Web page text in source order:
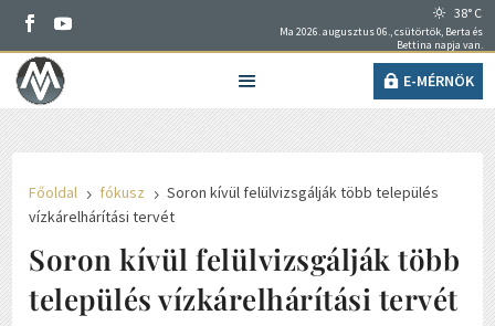
38° C
Ma 2026. augusztus 06., csütörtök, Berta és
Bettina napja van.
E-MÉRNÖK
Főoldal 5 fókusz 5 Soron kívül felülvizsgálják több település
vízkárelhárítási tervét
Soron kívül felülvizsgálják több
település vízkárelhárítási tervét